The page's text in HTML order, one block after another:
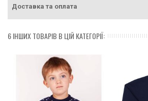
Доставка та оплата
6 ІНШИХ ТОВАРІВ В ЦІЙ КАТЕГОРІЇ: